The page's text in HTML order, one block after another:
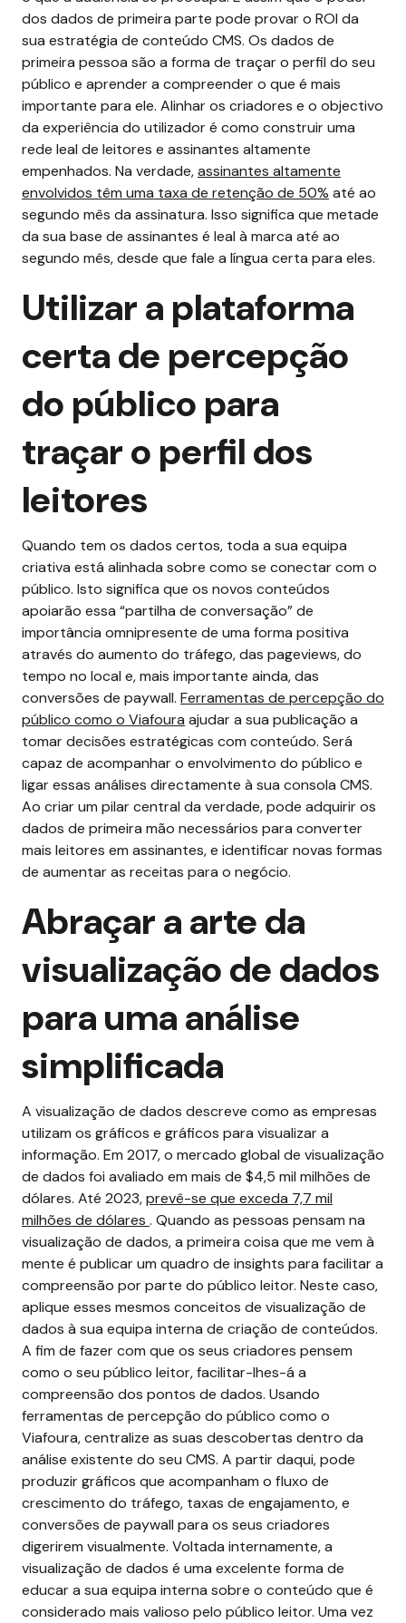
dos dados de primeira parte pode provar o ROI da
sua estratégia de conteúdo CMS. Os dados de
primeira pessoa são a forma de traçar o perfil do seu
público e aprender a compreender o que é mais
importante para ele. Alinhar os criadores e o objectivo
da experiência do utilizador é como construir uma
rede leal de leitores e assinantes altamente
empenhados. Na verdade,assinantes altamente
envolvidos têm uma taxa de retenção de 50% até ao
segundo mês da assinatura. Isso significa que metade
da sua base de assinantes é leal à marca até ao
segundo mês, desde que fale a língua certa para eles.
Utilizar a plataforma
certa de percepção
do público para
traçar o perfil dos
leitores
Quando tem os dados certos, toda a sua equipa
criativa está alinhada sobre como se conectar com o
público. Isto significa que os novos conteúdos
apoiarão essa “partilha de conversação” de
importância omnipresente de uma forma positiva
através do aumento do tráfego, das pageviews, do
tempo no local e, mais importante ainda, das
conversões de paywall. Ferramentas de percepção do
público como o Viafoura ajudar a sua publicação a
tomar decisões estratégicas com conteúdo. Será
capaz de acompanhar o envolvimento do público e
ligar essas análises directamente à sua consola CMS.
Ao criar um pilar central da verdade, pode adquirir os
dados de primeira mão necessários para converter
mais leitores em assinantes, e identificar novas formas
de aumentar as receitas para o negócio.
Abraçar a arte da
visualização de dados
para uma análise
simplificada
A visualização de dados descreve como as empresas
utilizam os gráficos e gráficos para visualizar a
informação. Em 2017, o mercado global de visualização
de dados foi avaliado em mais de $4,5 mil milhões de
dólares. Até 2023,prevê-se que exceda 7,7 mil
milhões de dólares . Quando as pessoas pensam na
visualização de dados, a primeira coisa que me vem à
mente é publicar um quadro de insights para facilitar a
compreensão por parte do público leitor. Neste caso,
aplique esses mesmos conceitos de visualização de
dados à sua equipa interna de criação de conteúdos.
A fim de fazer com que os seus criadores pensem
como o seu público leitor, facilitar-lhes-á a
compreensão dos pontos de dados. Usando
ferramentas de percepção do público como o
Viafoura, centralize as suas descobertas dentro da
análise existente do seu CMS. A partir daqui, pode
produzir gráficos que acompanham o fluxo de
crescimento do tráfego, taxas de engajamento, e
conversões de paywall para os seus criadores
digerirem visualmente. Voltada internamente, a
visualização de dados é uma excelente forma de
educar a sua equipa interna sobre o conteúdo que é
considerado mais valioso pelo público leitor. Uma vez